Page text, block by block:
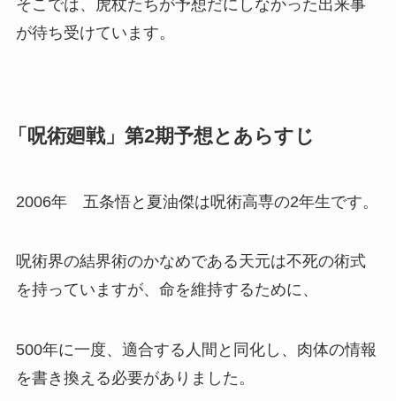
そこでは、虎杖たちが予想だにしなかった出来事
が待ち受けています。
「呪術廻戦」第2期予想とあらすじ
2006年 五条悟と夏油傑は呪術高専の2年生です。
呪術界の結界術のかなめである天元は不死の術式
を持っていますが、命を維持するために、
500年に一度、適合する人間と同化し、肉体の情報
を書き換える必要がありました。